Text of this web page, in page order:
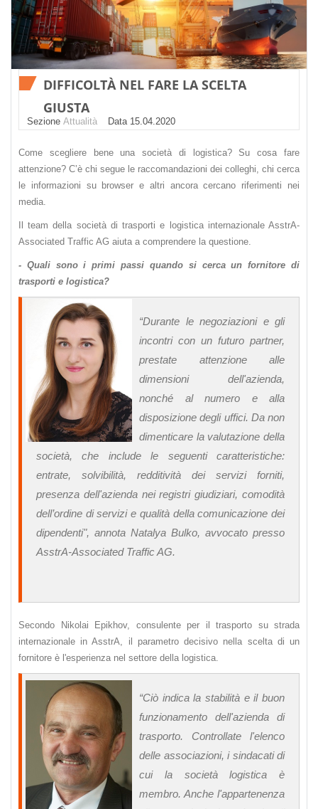
DIFFICOLTÀ NEL FARE LA SCELTA
GIUSTA
Sezione Attualità Datа 15.04.2020
Come scegliere bene una società di logistica? Su cosa fare
attenzione? C’è chi segue le raccomandazioni dei colleghi, chi cerca
le informazioni su browser e altri ancora cercano riferimenti nei
media.
Il team della società di trasporti e logistica internazionale AsstrA-
Associated Traffic AG aiuta a comprendere la questione.
- Quali sono i primi passi quando si cerca un fornitore di
trasporti e logistica?
“Durante le negoziazioni e gli
incontri con un futuro partner,
prestate attenzione alle
dimensioni dell'azienda,
nonché al numero e alla
disposizione degli uffici. Da non
dimenticare la valutazione della
società, che include le seguenti caratteristiche:
entrate, solvibilità, redditività dei servizi forniti,
presenza dell'azienda nei registri giudiziari, comodità
dell’ordine di servizi e qualità della comunicazione dei
dipendenti", annota Natalya Bulko, avvocato presso
AsstrA-Associated Traffic AG.
Secondo Nikolai Epikhov, consulente per il trasporto su strada
internazionale in AsstrA, il parametro decisivo nella scelta di un
fornitore è l'esperienza nel settore della logistica.
“Ciò indica la stabilità e il buon
funzionamento dell'azienda di
trasporto. Controllate l'elenco
delle associazioni, i sindacati di
cui la società logistica è
membro. Anche l'appartenenza